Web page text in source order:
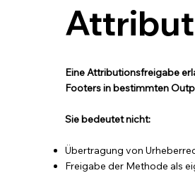
Eine Attributionsfreigabe
Footers in bestimmten
Sie bedeutet nicht:
Übertragung von
Freigabe der Methode als